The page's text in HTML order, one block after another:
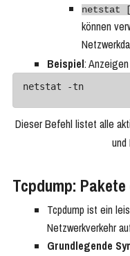
netstat
können
Beispiel:
Dieser Befehl listet alle
und
Tcpdump:
Tcpdump ist ein
Netzwerkverkehr
Grundlegende